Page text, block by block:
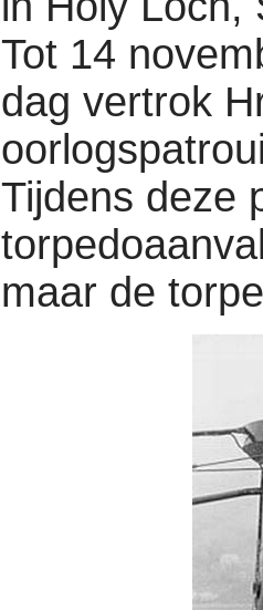
Tot 14
dag vertrok
Tijdens deze
maar de